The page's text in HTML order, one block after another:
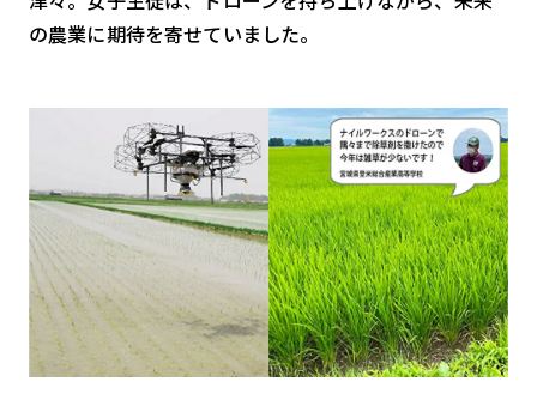
の農業に期待を寄せていました。